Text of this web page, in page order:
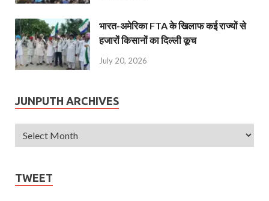
भारत-अमेरिका FTA के खिलाफ कई राज्यों से
हजारों किसानों का दिल्ली कूच
July 20, 2026
JUNPUTH ARCHIVES
TWEET